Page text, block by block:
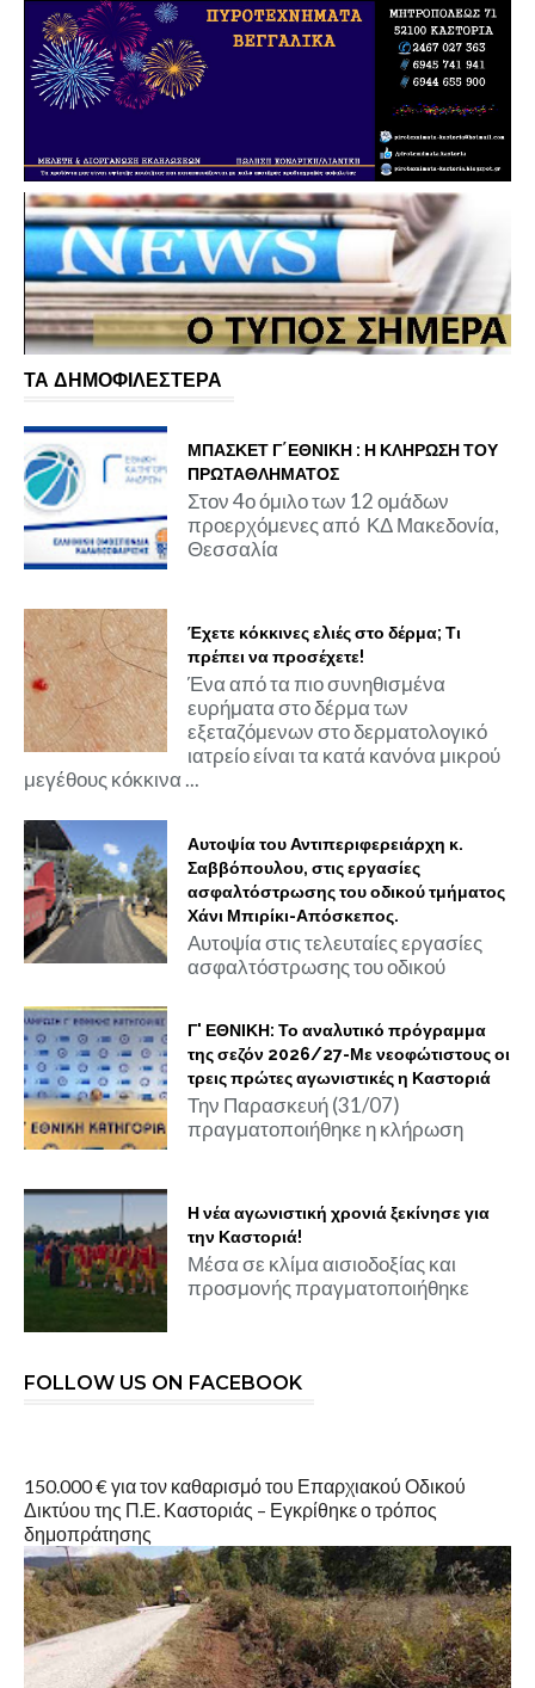
ΤΑ ΔΗΜΟΦΙΛΕΣΤΕΡΑ
ΜΠΑΣΚΕΤ Γ΄ΕΘΝΙΚΗ : Η ΚΛΗΡΩΣΗ ΤΟΥ
ΠΡΩΤΑΘΛΗΜΑΤΟΣ
Στον 4ο όμιλο των 12 ομάδων
προερχόμενες από ΚΔ Μακεδονία,
Θεσσαλία
Έχετε κόκκινες ελιές στο δέρμα; Τι
πρέπει να προσέχετε!
Ένα από τα πιο συνηθισμένα
ευρήματα στο δέρμα των
εξεταζόμενων στο δερματολογικό
ιατρείο είναι τα κατά κανόνα μικρού
μεγέθους κόκκινα ...
Αυτοψία του Αντιπεριφερειάρχη κ.
Σαββόπουλου, στις εργασίες
ασφαλτόστρωσης του οδικού τμήματος
Χάνι Μπιρίκι-Απόσκεπος.
Αυτοψία στις τελευταίες εργασίες
ασφαλτόστρωσης του οδικού
Γ' ΕΘΝΙΚΗ: Το αναλυτικό πρόγραμμα
της σεζόν 2026/27-Με νεοφώτιστους οι
τρεις πρώτες αγωνιστικές η Καστοριά
Την Παρασκευή (31/07)
πραγματοποιήθηκε η κλήρωση
Η νέα αγωνιστική χρονιά ξεκίνησε για
την Καστοριά!
Μέσα σε κλίμα αισιοδοξίας και
προσμονής πραγματοποιήθηκε
FOLLOW US ON FACEBOOK
150.000 € για τον καθαρισμό του Επαρχιακού Οδικού
Δικτύου της Π.Ε. Καστοριάς – Εγκρίθηκε ο τρόπος
δημοπράτησης